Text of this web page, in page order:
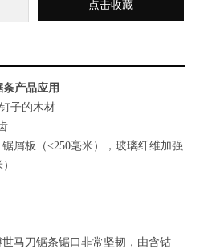
点击收藏
条产品应用
子的木材
屑板（<250毫米），玻璃纤维加强
世马刀锯条锯口非常坚韧，由含钴